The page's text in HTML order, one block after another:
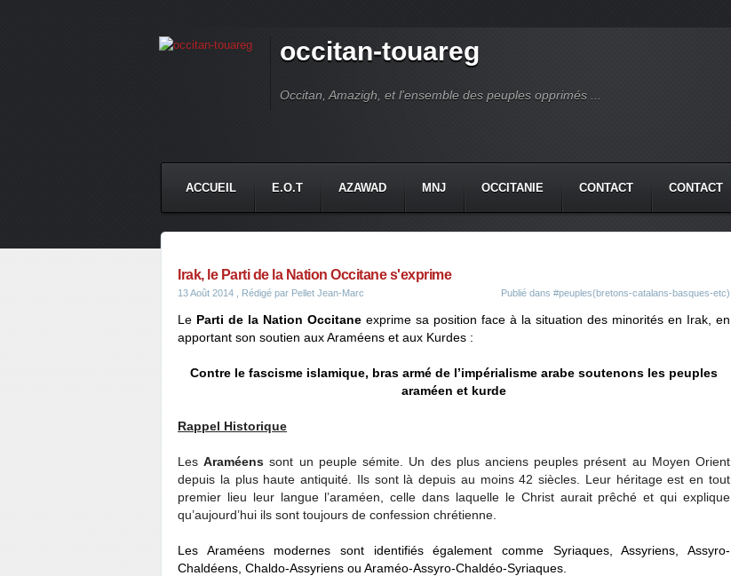
occitan-touareg
Occitan, Amazigh, et l'ensemble des peuples opprimés ...
ACCUEIL E.O.T AZAWAD MNJ OCCITANIE CONTACT CONTACT
Irak, le Parti de la Nation Occitane s'exprime
13 Août 2014 , Rédigé par Pellet Jean-Marc Publié dans #peuples(bretons-catalans-basques-etc)
Le Parti de la Nation Occitane exprime sa position face à la situation des minorités en Irak, en
apportant son soutien aux Araméens et aux Kurdes :
Contre le fascisme islamique, bras armé de l’impérialisme arabe soutenons les peuples
araméen et kurde
Rappel Historique
LesAraméens sont un peuple sémite. Un des plus anciens peuples présent au Moyen Orient
depuis la plus haute antiquité. Ils sont là depuis au moins 42 siècles. Leur héritage est en tout
premier lieu leur langue l’araméen, celle dans laquelle le Christ aurait prêché et qui explique
qu’aujourd’hui ils sont toujours de confession chrétienne.
Les Araméens modernes sont identifiés également comme Syriaques, Assyriens, Assyro-
Chaldéens, Chaldo-Assyriens ou Araméo-Assyro-Chaldéo-Syriaques.